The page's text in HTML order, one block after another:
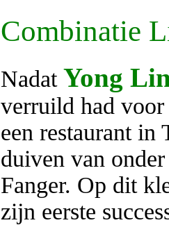
Combinatie
Nadat Yong
verruild had
een restaurant in
duiven van
Fanger. Op dit
zijn eerste